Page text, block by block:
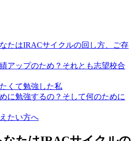
たはIRACサイクルの回し方、ご存
アップのため？それとも志望校合
くて勉強した私
に勉強するの？そして何のために
たい方へ